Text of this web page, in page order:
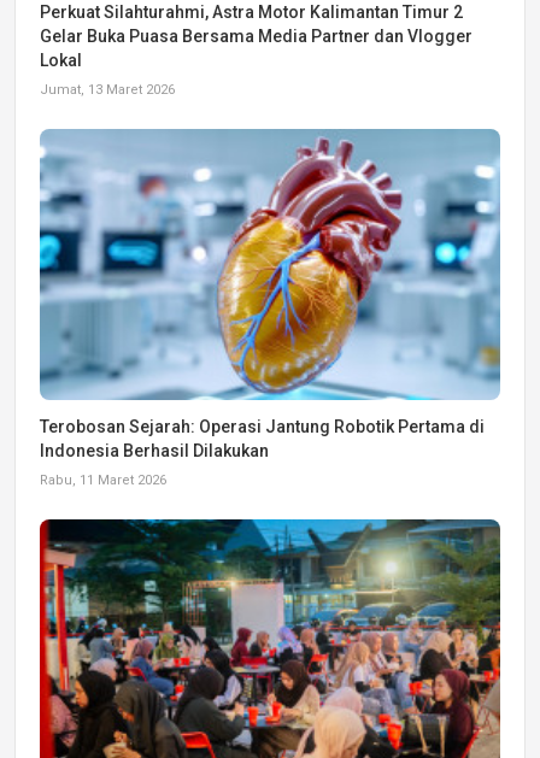
Perkuat Silahturahmi, Astra Motor Kalimantan Timur 2
Gelar Buka Puasa Bersama Media Partner dan Vlogger
Lokal
Jumat, 13 Maret 2026
Terobosan Sejarah: Operasi Jantung Robotik Pertama di
Indonesia Berhasil Dilakukan
Rabu, 11 Maret 2026